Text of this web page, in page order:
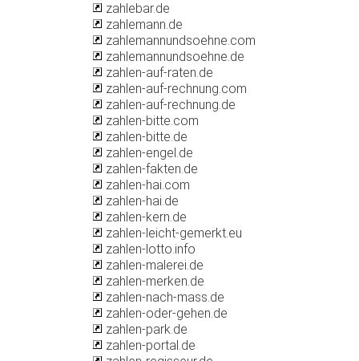
zahlebar.de
zahlemann.de
zahlemannundsoehne.com
zahlemannundsoehne.de
zahlen-auf-raten.de
zahlen-auf-rechnung.com
zahlen-auf-rechnung.de
zahlen-bitte.com
zahlen-bitte.de
zahlen-engel.de
zahlen-fakten.de
zahlen-hai.com
zahlen-hai.de
zahlen-kern.de
zahlen-leicht-gemerkt.eu
zahlen-lotto.info
zahlen-malerei.de
zahlen-merken.de
zahlen-nach-mass.de
zahlen-oder-gehen.de
zahlen-park.de
zahlen-portal.de